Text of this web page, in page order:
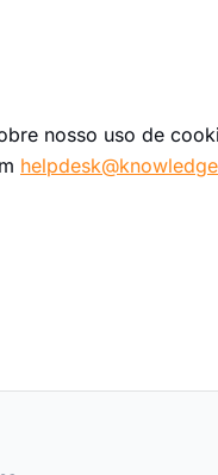
nosso uso de